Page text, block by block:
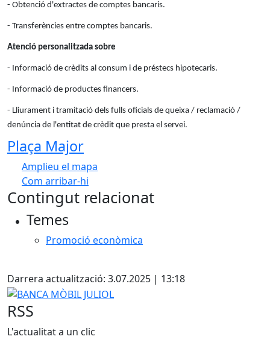
- Obtenció d'extractes de comptes bancaris.
- Transferències entre comptes bancaris.
Atenció personalitzada sobre
- Informació de crèdits al consum i de préstecs hipotecaris.
- Informació de productes financers.
- Lliurament i tramitació dels fulls oficials de queixa / reclamació /
denúncia de l'entitat de crèdit que presta el servei.
Plaça Major
Amplieu el mapa
Com arribar-hi
+
Contingut relacionat
Temes
Promoció econòmica
Darrera actualització: 3.07.2025 | 13:18
BANCA MÒBIL JULIOL
RSS
L'actualitat a un clic